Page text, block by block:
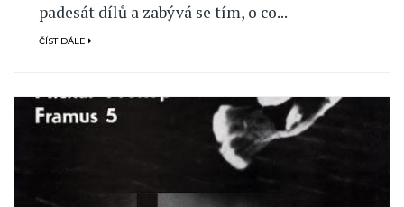
padesát dílů a zabývá se tím, o co...
ČÍST DÁLE